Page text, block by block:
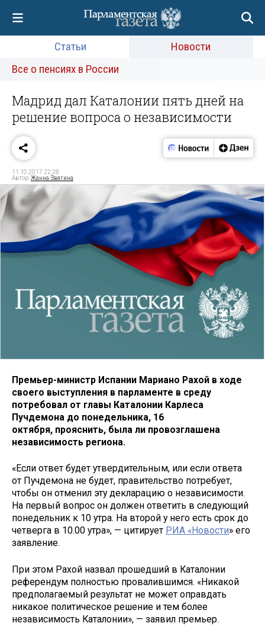
Статьи
Новости
Все о пенсиях в России
Мадрид дал Каталонии пять дней на
решение вопроса о независимости
11.10.2017 22:28
Автор:Жанна Звягина
Премьер-министр Испании Мариано Рахой в ходе
своего выступления в парламенте в среду
потребовал от главы Каталонии Карлеса
Пучдемона до понедельника, 16
октября, прояснить, была ли провозглашена
независимость региона.
«Если ответ будет утвердительным, или если ответа
от Пучдемона не будет, правительство потребует,
чтобы он отменил эту декларацию о независимости.
На первый вопрос он должен ответить в следующий
понедельник к 10 утра. На второй у него есть срок до
четверга в 10.00 утра», — цитирует РИА «Новости» его
заявление.
При этом Рахой назвал прошедший в Каталонии
референдум полностью провалившимся. «Никакой
предполагаемый результат не может оправдать
никакое политическое решение и тем более
независимость Каталонии», — заявил премьер.